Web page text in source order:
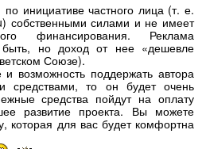
инициативе частного лица (т. е.
собственными силами и не имеет
финансирования. Реклама
но доход от нее «дешевле
Союзе).
возможность поддержать автора
средствами, то он будет очень
средства пойдут на оплату
развитие проекта. Вы можете
которая для вас будет комфортна